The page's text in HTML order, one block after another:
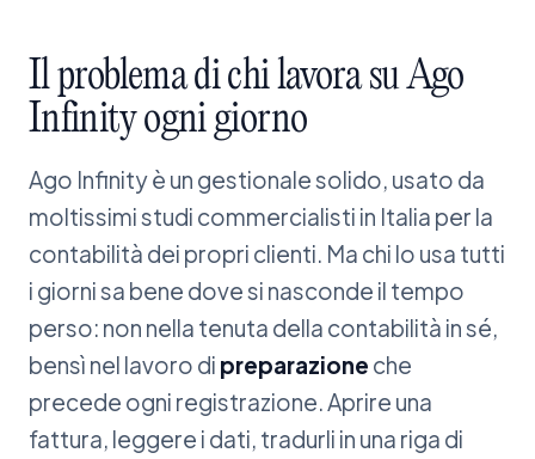
Ilproblemadichilavora suAgo
Infinityognigiorno
Ago Infinity è un gestionale solido, usato da
moltissimi studi commercialisti in Italia per la
contabilità dei propri clienti. Ma chi lo usa tutti
i giorni sa bene dove si nasconde il tempo
perso: non nella tenuta della contabilità in sé,
bensì nel lavoro di preparazione che
precede ogni registrazione. Aprire una
fattura, leggere i dati, tradurli in una riga di